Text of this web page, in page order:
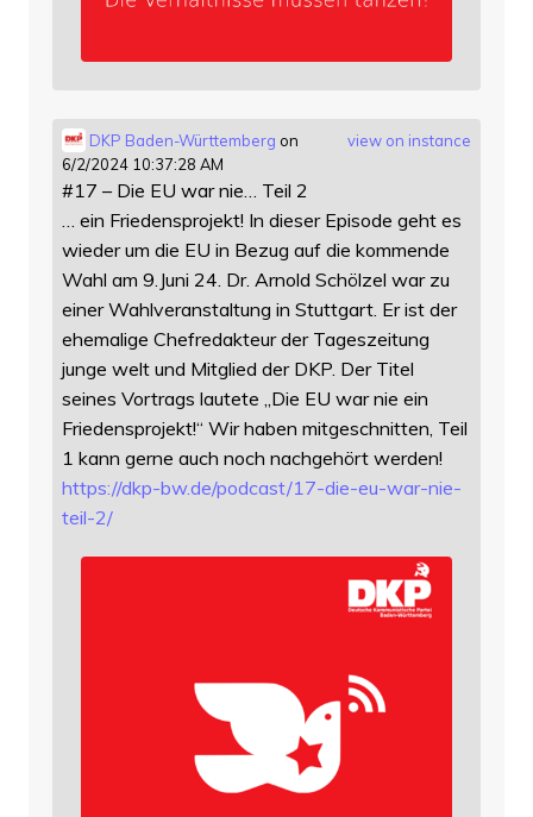
view on instance
DKP Baden-Württemberg on
6/2/2024 10:37:28 AM
#17 – Die EU war nie… Teil 2
… ein Friedensprojekt! In dieser Episode geht es
wieder um die EU in Bezug auf die kommende
Wahl am 9.Juni 24. Dr. Arnold Schölzel war zu
einer Wahlveranstaltung in Stuttgart. Er ist der
ehemalige Chefredakteur der Tageszeitung
junge welt und Mitglied der DKP. Der Titel
seines Vortrags lautete „Die EU war nie ein
Friedensprojekt!“ Wir haben mitgeschnitten, Teil
1 kann gerne auch noch nachgehört werden!
https://dkp-bw.de/podcast/17-die-eu-war-nie-
teil-2/